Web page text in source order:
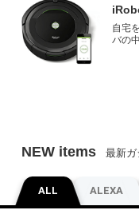
自宅
バの
NEW items 最新ガ
ALL ALEXA